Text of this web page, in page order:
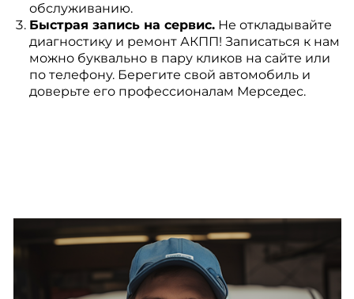
обслуживанию.
Быстрая запись на сервис.Не откладывайте
диагностику и ремонт АКПП! Записаться к нам
можно буквально в пару кликов на сайте или
по телефону. Берегите свой автомобиль и
доверьте его профессионалам Мерседес.